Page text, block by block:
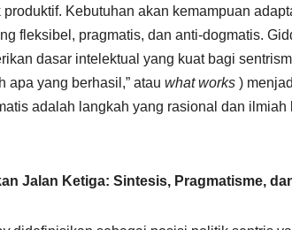
produktif. Kebutuhan akan kemampuan
fleksibel, pragmatis, dan anti-dogmatis.
dasar intelektual yang kuat bagi
apa yang berhasil,” atau what works )
adalah langkah yang rasional dan
Jalan Ketiga: Sintesis, Pragmatisme,